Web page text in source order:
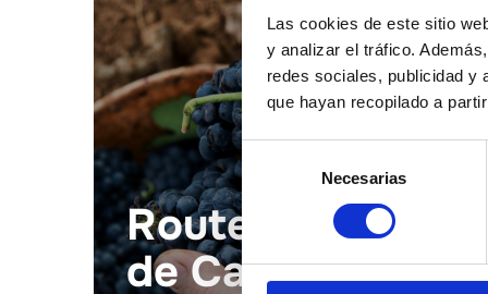
Las cookies de este sitio
y analizar el tráfico.
redes sociales, publicidad y
que hayan recopilado a
Selección
de
consentimiento
Necesarias
Route des Vins
de Castellón